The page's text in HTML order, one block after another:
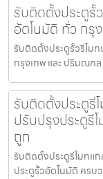
รับติดตั้งประตูรั้
อัตโนมัติ ทั่ว กรุ
รับติดตั้งประตูรั้วรีโม
กรุงเทพ และ ปริมณฑ
รับติดตั้งประตูรี
ปรับปรุงประตูรี
ถูก
รับติดตั้งประตูรีโมทแ
ประตูรั้วอัตโนมัติ ครบ